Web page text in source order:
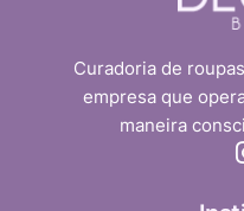
Curadoria de
empresa que
maneira